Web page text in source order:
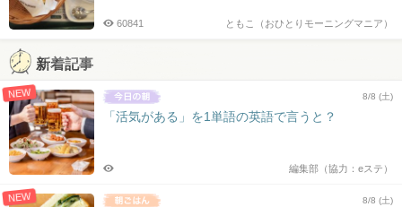
ともこ（おひとりモーニングマニア）
60841
新着記事
NEW 8/8 (土)
「活気がある」を1単語の英語で言うと？
編集部（協力：eステ）
NEW 8/8 (土)